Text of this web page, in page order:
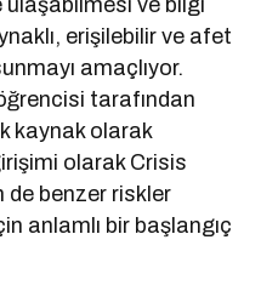
ulaşabilmesi ve bilgi
erişilebilir ve afet
amaçlıyor.
tarafından
kaynak olarak
olarak Crisis
de benzer riskler
anlamlı bir başlangıç